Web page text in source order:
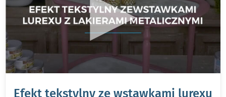
Efekt tekstylny ze wstawkami lurexu